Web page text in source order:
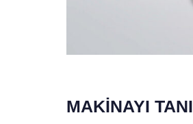
MAKİNAYI